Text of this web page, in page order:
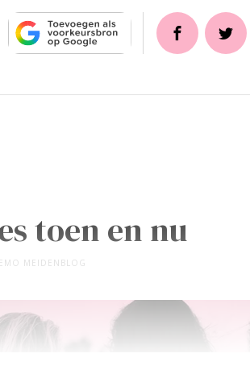
toen en nu
MEIDENBLOG